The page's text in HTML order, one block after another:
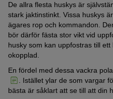
De allra flesta huskys är
stark jaktinstinkt. Vissa huskys
ägares rop och kommandon.
bör därför fästa stor vikt vid
husky som kan uppfostras till
okopplad.
En fördel med dessa vackra
. Istället ylar de som vargar
bästa är såklart att se till att din